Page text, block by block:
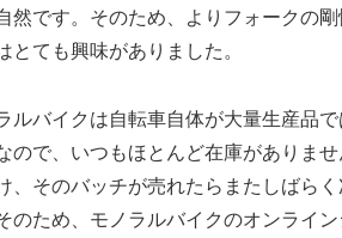
然です。そのため、よりフォークの
とても興味がありました。
ルバイクは自転車自体が大量生産品
ので、いつもほとんど在庫がありま
、そのバッチが売れたらまたしばら
のため、モノラルバイクのオンライ